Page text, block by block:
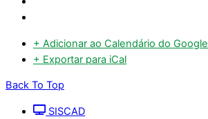
+ Adicionar ao Calendário do Google
+ Exportar para iCal
Back To Top
SISCAD